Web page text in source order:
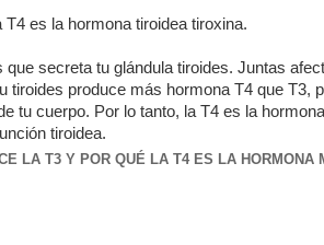
es la hormona tiroidea tiroxina.
secreta tu glándula tiroides. Juntas
tiroides produce más hormona T4 que T3,
tu cuerpo. Por lo tanto, la T4 es la
tiroidea.
LA T3 Y POR QUÉ LA T4 ES LA HORMONA